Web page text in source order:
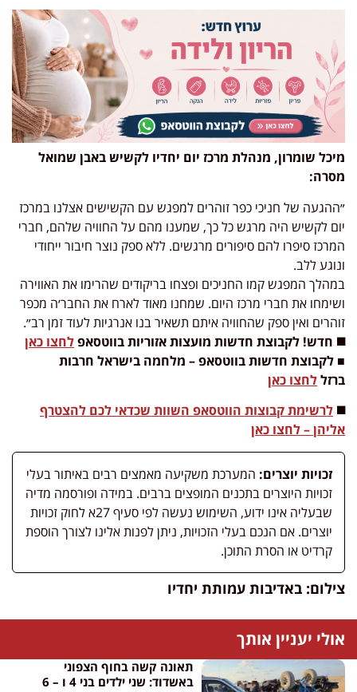
מיכל שומרון, מנהלת מרכז יום יחדיו לקשיש באבן שמואל
מסרה:
״ההגעה של חניכי כפר זוהרים למפגש עם הקשישים אצלנו במרכז
יום לקשיש היה מרגש כל כך, שמענו מהם על החוויה שלהם, חברי
המרכז סיפרו להם סיפורים מרגשים. ללא ספק נוצר חיבור ייחודי
ונוגע ללב.
במהלך המפגש קמו החניכים ופצחו בריקודים שהרימו את האווירה
ושימחו את חברי מרכז היום. שמחנו מאוד לארח את החבר׳ה מכפר
זוהרים ואין ספק שהחוויה איתם תשאיר בנו אנרגיות לעוד זמן רב״.
◼️ חדש! לקבוצת חדשות מועצות אזוריות בווטסאפלחצו כאן
■ לקבוצת חדשות בווטסאפ – מלחמה בישראל חרבות
ברזללחצו כאן
◼️ לרשימת קבוצות הווטסאפ השוות שכדאי לכם להצטרף
אליהן – לחצו כאן
זכויות יוצרים: המערכת משקיעה מאמצים רבים באיתור בעלי
זכויות היוצרים בתכנים המופצים ברבים. במידה ופורסמה מדיה
שבעליה אינו ידוע, השימוש נעשה לפי סעיף 27א לחוק זכויות
יוצרים. אם הנכם בעלי הזכויות, ניתן לפנות אלינו לצורך הוספת
קרדיט או הסרת התוכן.
צילום: באדיבות עמותת יחדיו
אולי יעניין אותך
תאונה קשה בחוף הצפוני
באשדוד: שני ילדים בני 4 ו – 6